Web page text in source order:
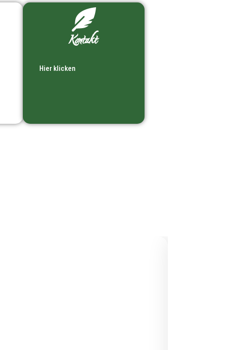
Kontakt
Hier klicken